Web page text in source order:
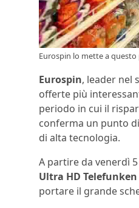
Eurospin lo mette a
Eurospin, leader nel
offerte più
periodo in cui il
conferma un punto
di alta tecnologia.
A partire da venerdì
Ultra HD Telefunken
portare il grande